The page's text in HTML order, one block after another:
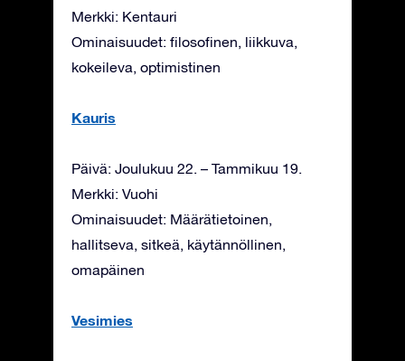
Merkki: Kentauri
Ominaisuudet: filosofinen, liikkuva,
kokeileva, optimistinen
Kauris
Päivä: Joulukuu 22. – Tammikuu 19.
Merkki: Vuohi
Ominaisuudet: Määrätietoinen,
hallitseva, sitkeä, käytännöllinen,
omapäinen
Vesimies